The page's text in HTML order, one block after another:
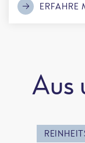
ERFAHRE
Aus